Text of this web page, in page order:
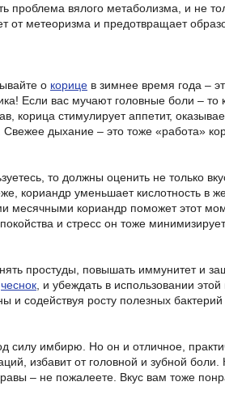
проблема вялого метаболизма, и не
от метеоризма и предотвращает
о корице в зимнее время года –
Если вас мучают головные боли – то
корица стимулирует аппетит,
дыхание – это тоже «работа»
то должны оценить не только
кориандр уменьшает кислотность в
месячными кориандр поможет этот
и стресс он тоже
простуды, повышать иммунитет и
чеснок , и убеждать в использовании
и содействуя росту полезных бактерий
силу имбирю. Но он и отличное,
избавит от головной и зубной боли.
– не пожалеете. Вкус вам тоже